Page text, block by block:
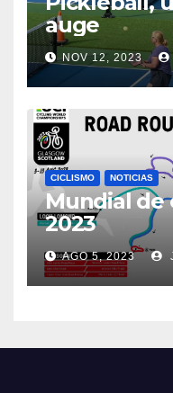
auge
NOV 12, 2023
CICLISMO NOTICIAS
Mundial de
2023
AGO 5, 2023